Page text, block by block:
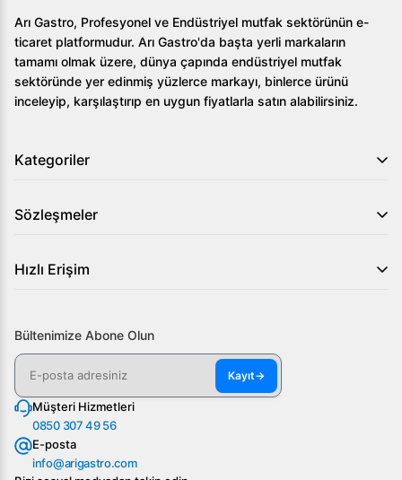
Arı Gastro, Profesyonel ve Endüstriyel mutfak sektörünün e-
ticaret platformudur. Arı Gastro'da başta yerli markaların
tamamı olmak üzere, dünya çapında endüstriyel mutfak
sektöründe yer edinmiş yüzlerce markayı, binlerce ürünü
inceleyip, karşılaştırıp en uygun fiyatlarla satın alabilirsiniz.
Kategoriler
Sözleşmeler
Hızlı Erişim
Bültenimize Abone Olun
Kayıt→
Müşteri Hizmetleri
0850 307 49 56
E-posta
info@arigastro.com